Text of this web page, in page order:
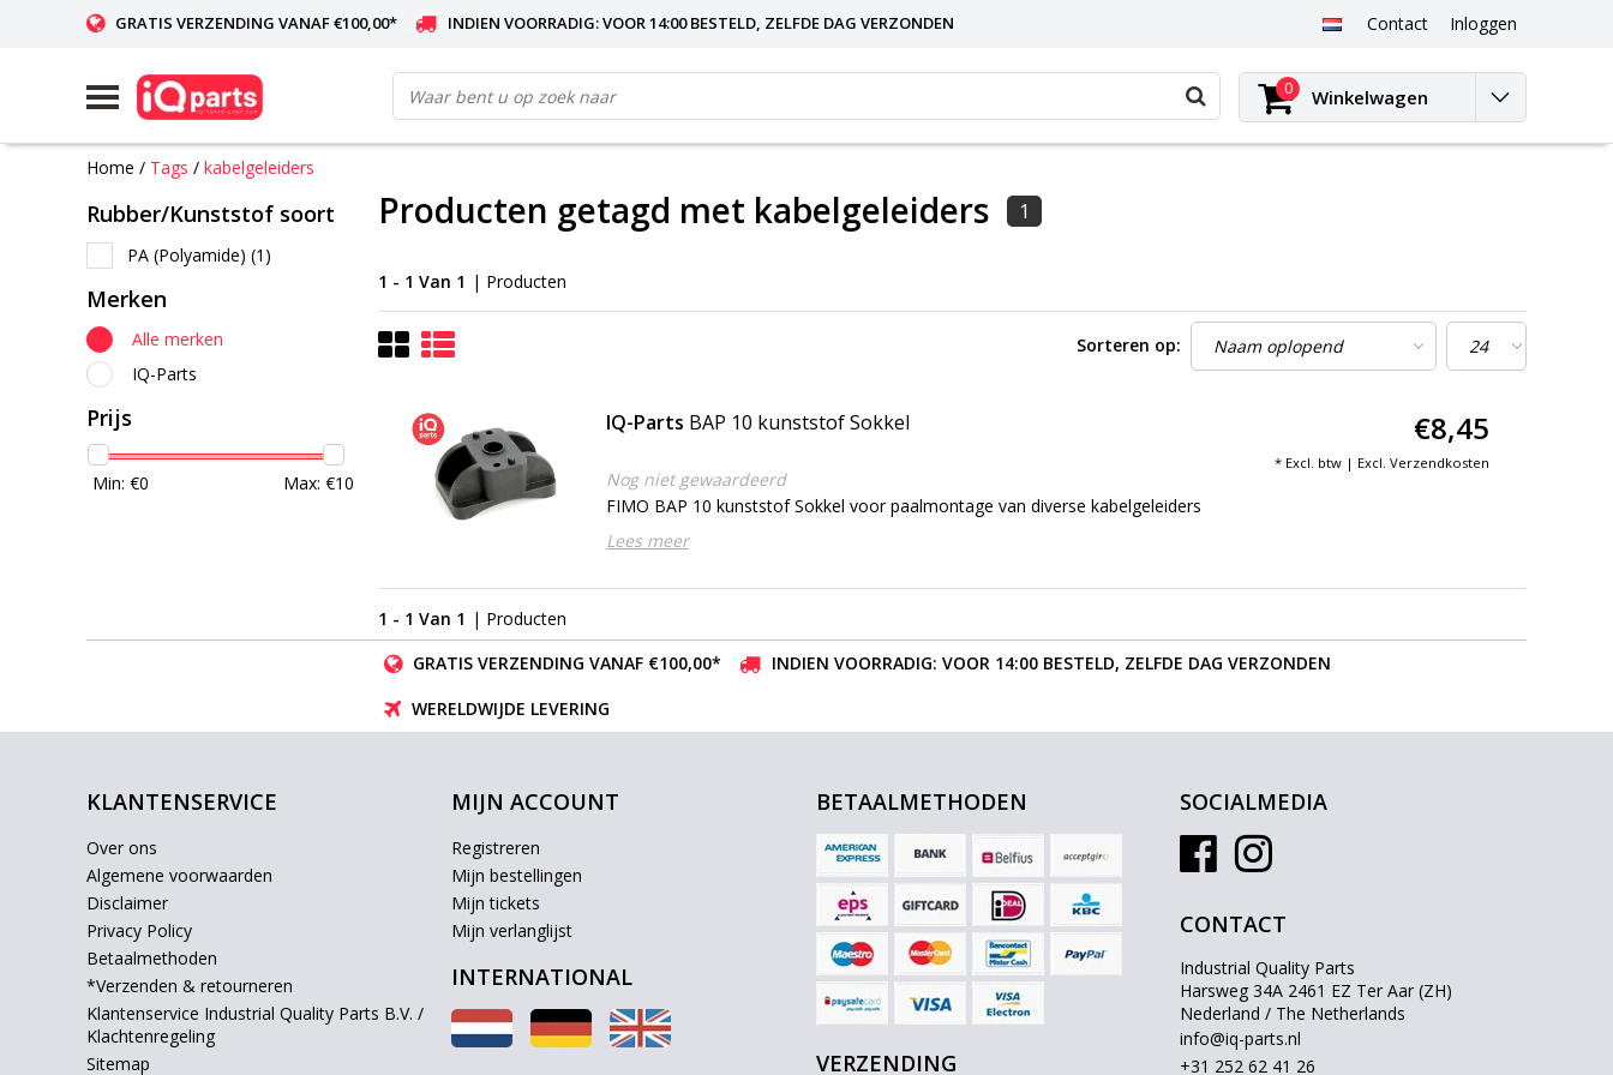
GRATIS VERZENDING VANAF €100,00* INDIEN VOORRADIG: VOOR 14:00 BESTELD, ZELFDE DAG VERZONDEN Contact Inloggen
0 Winkelwagen
Home / Tags / kabelgeleiders
Rubber/Kunststof soort
PA (Polyamide) (1)
Merken
Alle merken
IQ-Parts
Prijs
Min: €0 Max: €10
Producten getagd met kabelgeleiders 1
1 - 1 Van 1 | Producten
Sorteren op:
IQ-Parts BAP 10 kunststof Sokkel
Nog niet gewaardeerd
FIMO BAP 10 kunststof Sokkel voor paalmontage van diverse kabelgeleiders
Lees meer
€8,45
* Excl. btw | Excl. Verzendkosten
1 - 1 Van 1 | Producten
GRATIS VERZENDING VANAF €100,00*
INDIEN VOORRADIG: VOOR 14:00 BESTELD, ZELFDE DAG VERZONDEN
WERELDWIJDE LEVERING
KLANTENSERVICE
Over ons
Algemene voorwaarden
Disclaimer
Privacy Policy
Betaalmethoden
*Verzenden & retourneren
Klantenservice Industrial Quality Parts B.V. /
Klachtenregeling
Sitemap
MIJN ACCOUNT
Registreren
Mijn bestellingen
Mijn tickets
Mijn verlanglijst
INTERNATIONAL
BETAALMETHODEN
VERZENDING
SOCIALMEDIA
CONTACT
Industrial Quality Parts
Harsweg 34A 2461 EZ Ter Aar (ZH)
Nederland / The Netherlands
info@iq-parts.nl
+31 252 62 41 26